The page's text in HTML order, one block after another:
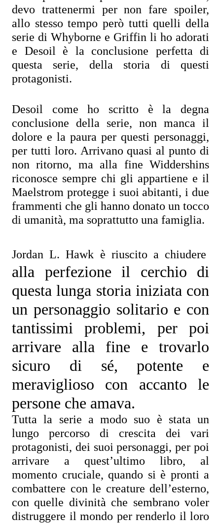
devo trattenermi per non fare spoiler,
allo stesso tempo però tutti quelli della
serie di Whyborne e Griffin li ho adorati
e Desoil è la conclusione perfetta di
questa serie, della storia di questi
protagonisti.
Desoil come ho scritto è la degna
conclusione della serie, non manca il
dolore e la paura per questi personaggi,
per tutti loro. Arrivano quasi al punto di
non ritorno, ma alla fine Widdershins
riconosce sempre chi gli appartiene e il
Maelstrom protegge i suoi abitanti, i due
frammenti che gli hanno donato un tocco
di umanità, ma soprattutto una famiglia.
Jordan L. Hawk è riuscito a chiudere
alla perfezione il cerchio di
questa lunga storia iniziata con
un personaggio solitario e con
tantissimi problemi, per poi
arrivare alla fine e trovarlo
sicuro di sé, potente e
meraviglioso con accanto le
persone che amava.
Tutta la serie a modo suo è stata un
lungo percorso di crescita dei vari
protagonisti, dei suoi personaggi, per poi
arrivare a quest’ultimo libro, al
momento cruciale, quando si è pronti a
combattere con le creature dell’esterno,
con quelle divinità che sembrano voler
distruggere il mondo per renderlo il loro